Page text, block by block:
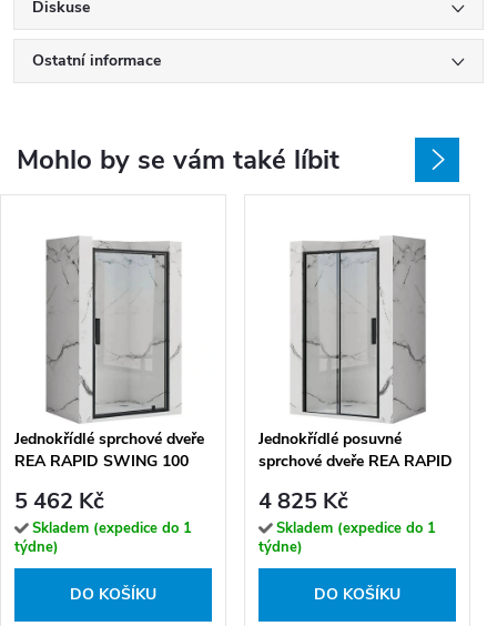
Diskuse
Ostatní informace
Mohlo by se vám také líbit
Jednokřídlé sprchové dveře
REA RAPID SWING 100
černé/transparent - bez
vaničky
5 462 Kč
Skladem (expedice do 1
týdne)
DO KOŠÍKU
Jednokřídlé posuvné
sprchové dveře REA RAPID
do niky, černé/transparent -
bez vaničky
4 825 Kč
Skladem (expedice do 1
týdne)
DO KOŠÍKU